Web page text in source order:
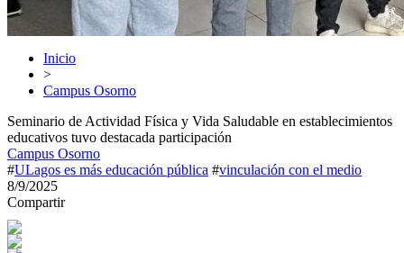
Inicio
>
Campus Osorno
Seminario de Actividad Física y Vida Saludable en establecimientos
educativos tuvo destacada participación
Campus Osorno
#ULagos es más educación pública #vinculación con el medio
8/9/2025
Compartir